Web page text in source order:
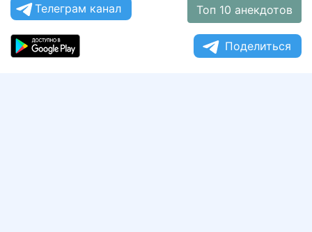
Телеграм канал Топ 10 анекдотов
Поделиться